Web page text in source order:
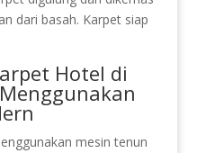
dari basah. Karpet siap
Hotel di
mesin tenun